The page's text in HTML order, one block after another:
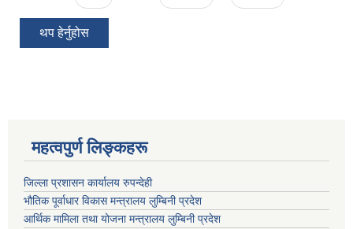
थप हेर्नुहोस
महत्वपुर्ण लिङ्कहरू
जिल्ला प्रशासन कार्यालय रुपन्देही
भौतिक पूर्वाधार विकास मन्त्रालय लुम्बिनी प्रदेश
आर्थिक मामिला तथा योजना मन्त्रालय लुम्बिनी प्रदेश